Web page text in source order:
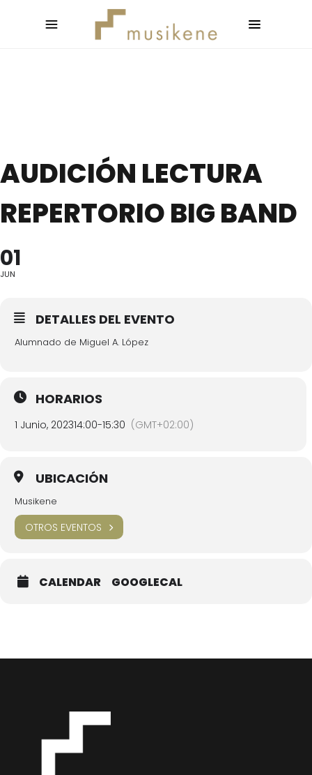
AUDICIÓN LECTURA
REPERTORIO BIG BAND
01
JUN
DETALLES DEL EVENTO
Alumnado de Miguel A. López
HORARIOS
1 Junio, 202314:00-15:30 (GMT+02:00)
UBICACIÓN
Musikene
OTROS EVENTOS
CALENDAR GOOGLECAL